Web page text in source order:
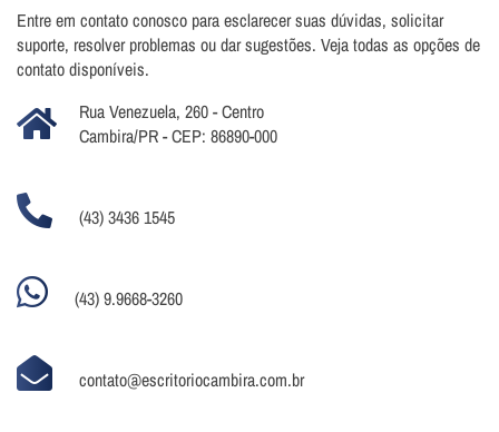
Entre em contato conosco para esclarecer suas dúvidas, solicitar
suporte, resolver problemas ou dar sugestões. Veja todas as opções de
contato disponíveis.
Rua Venezuela, 260 - Centro
Cambira/PR - CEP: 86890-000
(43) 3436 1545
(43) 9.9668-3260
contato@escritoriocambira.com.br